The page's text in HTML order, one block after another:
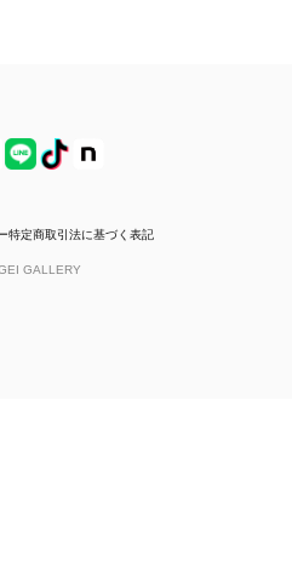
特定商取引法に基づく表記
GALLERY